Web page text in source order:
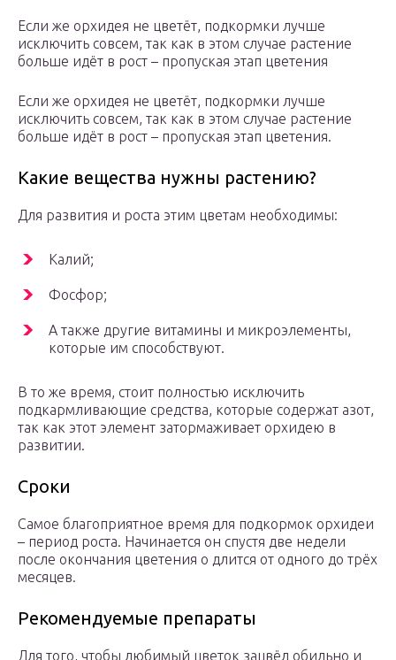
Если же орхидея не цветёт, подкормки лучше
исключить совсем, так как в этом случае растение
больше идёт в рост – пропуская этап цветения
Если же орхидея не цветёт, подкормки лучше
исключить совсем, так как в этом случае растение
больше идёт в рост – пропуская этап цветения.
Какие вещества нужны растению?
Для развития и роста этим цветам необходимы:
Калий;
Фосфор;
А также другие витамины и микроэлементы,
которые им способствуют.
В то же время, стоит полностью исключить
подкармливающие средства, которые содержат азот,
так как этот элемент затормаживает орхидею в
развитии.
Сроки
Самое благоприятное время для подкормок орхидеи
– период роста. Начинается он спустя две недели
после окончания цветения о длится от одного до трёх
месяцев.
Рекомендуемые препараты
Для того, чтобы любимый цветок зацвёл обильно и